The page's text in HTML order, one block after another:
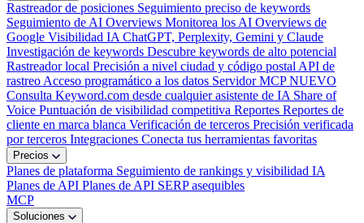
Rastreador de posiciones Seguimiento preciso de keywords
Seguimiento de AI Overviews Monitorea los AI Overviews de
Google Visibilidad IA ChatGPT, Perplexity, Gemini y Claude
Investigación de keywords Descubre keywords de alto potencial
Rastreador local Precisión a nivel ciudad y código postal API de
rastreo Acceso programático a los datos Servidor MCPNUEVO
Consulta Keyword.com desde cualquier asistente de IA Share of
Voice Puntuación de visibilidad competitiva Reportes Reportes de
cliente en marca blanca Verificación de terceros Precisión verificada
por terceros Integraciones Conecta tus herramientas favoritas
Precios
Planes de plataforma Seguimiento de rankings y visibilidad IA
Planes de API Planes de API SERP asequibles
MCP
Soluciones